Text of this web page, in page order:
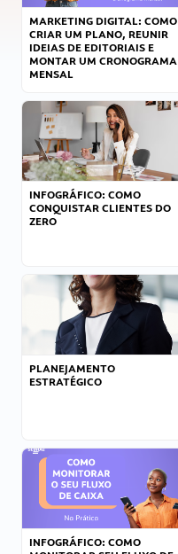
MARKETING DIGITAL: COMO
CRIAR UM PLANO, REUNIR
IDEIAS DE EDITORIAIS E
MONTAR UM CRONOGRAMA
MENSAL
INFOGRÁFICO: COMO
CONQUISTAR CLIENTES DO
ZERO
PLANEJAMENTO
ESTRATÉGICO
INFOGRÁFICO: COMO